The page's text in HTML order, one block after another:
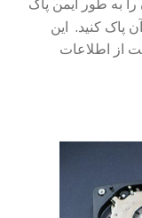
آن پاک کنید. این
از اطلاعات